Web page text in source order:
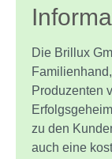
Die Brillux
Produzenten
zu den
auch eine